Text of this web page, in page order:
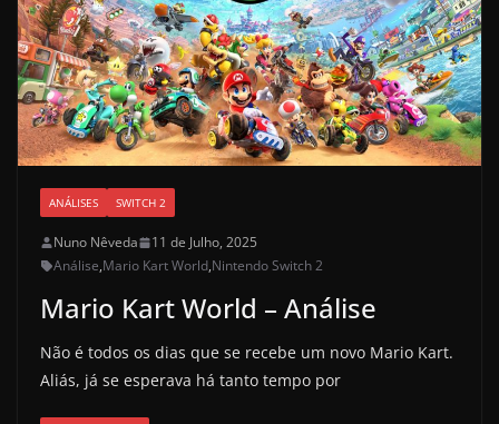
ANÁLISES SWITCH 2
Nuno Nêveda
11 de Julho, 2025
Análise,Mario Kart World,Nintendo Switch 2
Mario Kart World – Análise
Não é todos os dias que se recebe um novo Mario Kart.
Aliás, já se esperava há tanto tempo por